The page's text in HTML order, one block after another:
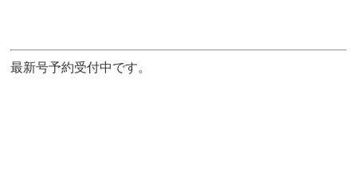
最新号予約受付中です。